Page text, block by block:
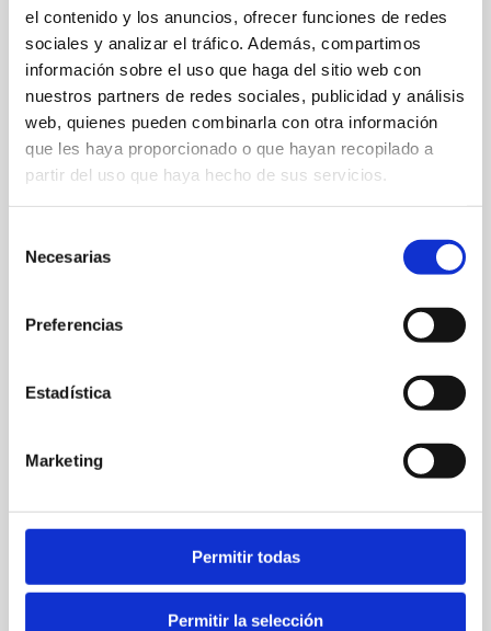
el contenido y los anuncios, ofrecer funciones de redes
sociales y analizar el tráfico. Además, compartimos
información sobre el uso que haga del sitio web con
nuestros partners de redes sociales, publicidad y análisis
web, quienes pueden combinarla con otra información
que les haya proporcionado o que hayan recopilado a
partir del uso que haya hecho de sus servicios.
Necesarias
Preferencias
Estadística
Marketing
Permitir todas
Permitir la selección
Parcela 1, polígono 12 (03749 Jesús Pobre)
Web